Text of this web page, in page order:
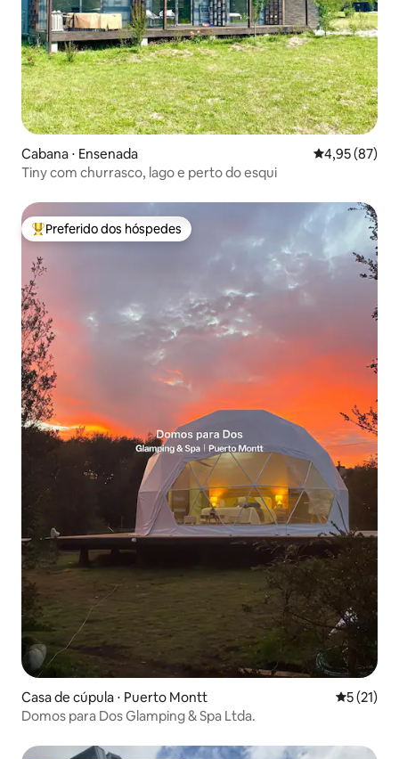
Cabana ⋅ Ensenada 4,95 de uma
4,95 (87)
Tiny com churrasco, lago e perto do esqui
Entre os melhores preferidos dos hóspedes
Preferido dos hóspedes
Casa de cúpula ⋅ Puerto Montt 5 de uma
5 (21)
Domos para Dos Glamping & Spa Ltda.